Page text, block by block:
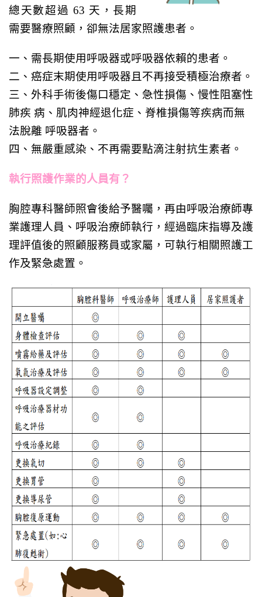
總天數超過 63 天， 長期
需要醫療照顧，卻無法居家照護患者。
一、需長期使用呼吸器或呼吸器依賴的患者。
二、癌症末期使用呼吸器且不再接受積極治療者。
三、外科手術後傷口穩定、急性損傷、慢性阻塞性
肺疾 病、肌肉神經退化症、脊椎損傷等疾病而無
法脫離 呼吸器者。
四、無嚴重感染、不再需要點滴注射抗生素者。
執行照護作業的人員有？
胸腔專科醫師照會後給予醫囑，再由呼吸治療師專
業護理人員、呼吸治療師執行，經過臨床指導及護
理評值後的照顧服務員或家屬，可執行相關照護工
作及緊急處置。